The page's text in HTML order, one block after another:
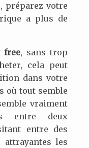
préparez votre
a plus de
free, sans trop
cela peut
dans votre
où tout semble
vraiment
entre deux
entre des
les